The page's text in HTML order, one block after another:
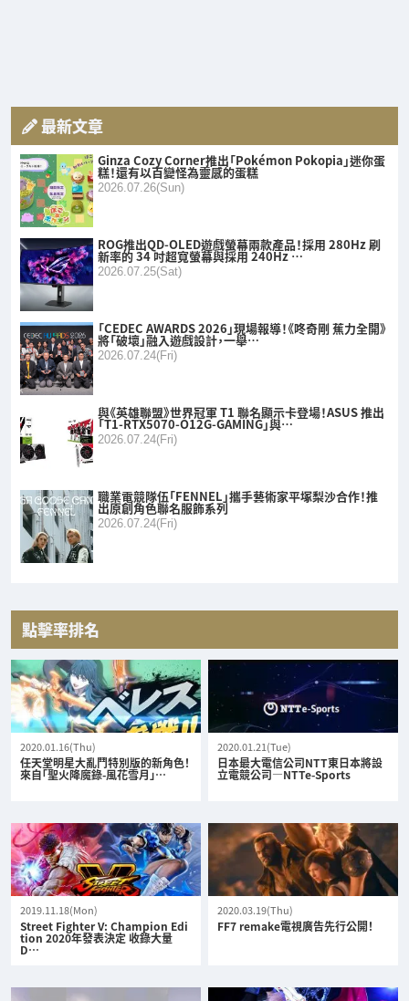
最新文章
Ginza Cozy Corner推出「Pokémon Pokopia」迷你蛋
糕！還有以百變怪為靈感的蛋糕
2026.07.26(Sun)
ROG推出QD-OLED遊戲螢幕兩款產品！採用 280Hz 刷
新率的 34 吋超寬螢幕與採用 240Hz …
2026.07.25(Sat)
「CEDEC AWARDS 2026」現場報導！《咚奇剛 蕉力全開》
將「破壞」融入遊戲設計，一舉…
2026.07.24(Fri)
與《英雄聯盟》世界冠軍 T1 聯名顯示卡登場！ASUS 推出
「T1-RTX5070-O12G-GAMING」與…
2026.07.24(Fri)
職業電競隊伍「FENNEL」攜手藝術家平塚梨沙合作！推
出原創角色聯名服飾系列
2026.07.24(Fri)
點擊率排名
2020.01.16(Thu)
任天堂明星大亂鬥特別版的新角色！
來自「聖火降魔錄-風花雪月」…
2020.01.21(Tue)
日本最大電信公司NTT東日本將設
立電競公司—NTTe-Sports
2019.11.18(Mon)
Street Fighter V: Champion Edi
tion 2020年發表決定 收錄大量
D…
2020.03.19(Thu)
FF7 remake電視廣告先行公開！